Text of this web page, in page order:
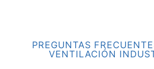
PREGUNTAS
VENTILACIÓN